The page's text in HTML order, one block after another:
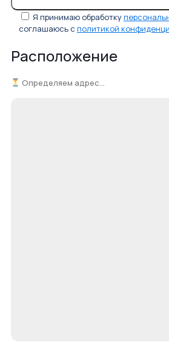
Я принимаю обработку
соглашаюсь с политикой
Расположение
Определяем адрес...